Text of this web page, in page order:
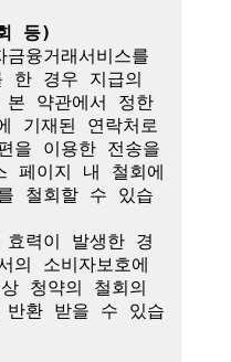
등)
융거래서비스를
한 경우 지급의
본 약관에서 정한
기재된 연락처로
을 이용한 전송을
페이지 내 철회에
철회할 수 있습
력이 발생한 경
의 소비자보호에
청약의 철회의
반환 받을 수 있습